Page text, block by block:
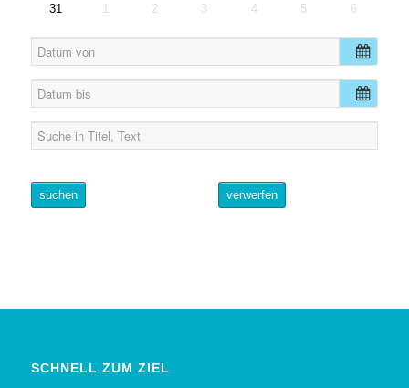
31 1 2 3 4 5 6
suchen verwerfen
SCHNELL ZUM ZIEL